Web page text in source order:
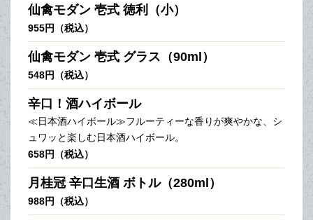
仙禽モダン 壱式 徳利（小）
955円（税込）
仙禽モダン 壱式 グラス（90ml）
548円（税込）
辛口！酒ハイボール
≪日本酒ハイボール≫フルーティーな香りが爽やかな、シ
ュワッと楽しむ日本酒ハイボール。
658円（税込）
月桂冠 辛口生酒 ボトル（280ml）
988円（税込）